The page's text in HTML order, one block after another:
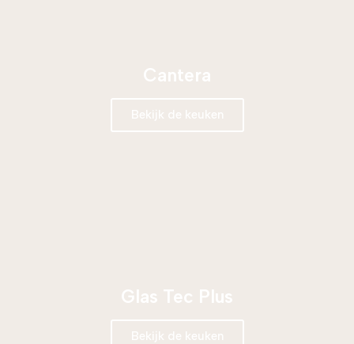
Cantera
Bekijk de keuken
Glas Tec Plus
Bekijk de keuken